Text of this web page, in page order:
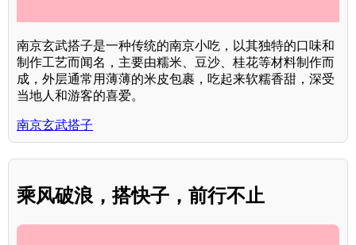
南京玄武搭子是一种传统的南京小吃，以其独特的口味和
制作工艺而闻名，主要由糯米、豆沙、桂花等材料制作而
成，外层通常用薄薄的米皮包裹，吃起来软糯香甜，深受
当地人和游客的喜爱。
南京玄武搭子
乘风破浪，搭快子，前行不止